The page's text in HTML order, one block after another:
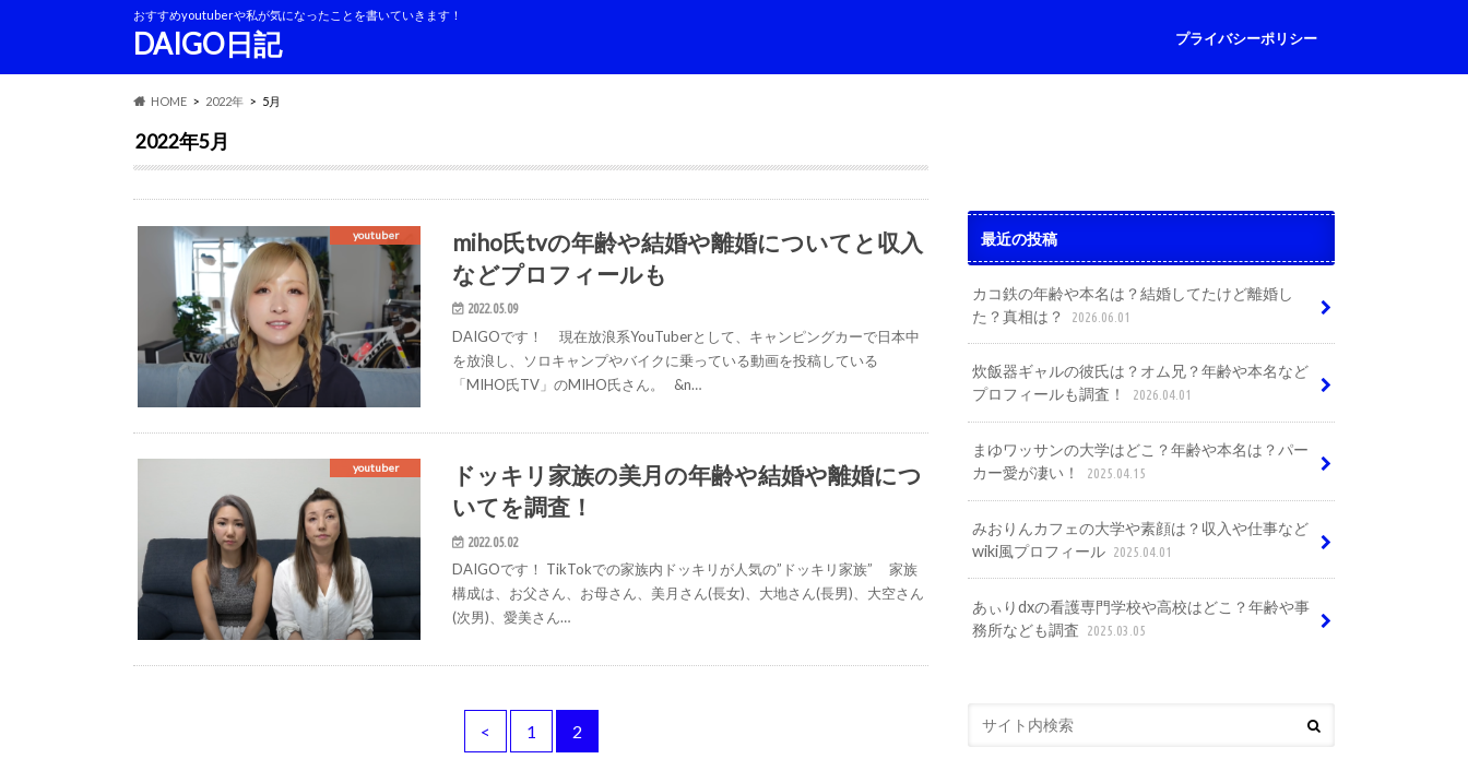
おすすめyoutuberや私が気になったことを書いていきます！
DAIGO日記 プライバシーポリシー
HOME 2022年 5月
2022年5月
youtuber
miho氏tvの年齢や結婚や離婚についてと収入
などプロフィールも
2022.05.09
DAIGOです！ 現在放浪系YouTuberとして、キャンピングカーで日本中
を放浪し、ソロキャンプやバイクに乗っている動画を投稿している
「MIHO氏TV」のMIHO氏さん。 &n…
youtuber
ドッキリ家族の美月の年齢や結婚や離婚につ
いてを調査！
2022.05.02
DAIGOです！ TikTokでの家族内ドッキリが人気の”ドッキリ家族” 家族
構成は、お父さん、お母さん、美月さん(長女)、大地さん(長男)、大空さん
(次男)、愛美さん…
< 1 2
最近の投稿
カコ鉄の年齢や本名は？結婚してたけど離婚し
た？真相は？
2026.06.01
炊飯器ギャルの彼氏は？オム兄？年齢や本名など
プロフィールも調査！
2026.04.01
まゆワッサンの大学はどこ？年齢や本名は？パー
カー愛が凄い！
2025.04.15
みおりんカフェの大学や素顔は？収入や仕事など
wiki風プロフィール 2025.04.01
あぃりdxの看護専門学校や高校はどこ？年齢や事
務所なども調査
2025.03.05